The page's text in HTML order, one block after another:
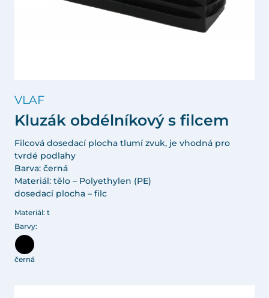
VLAF
Kluzák obdélníkový s filcem
Filcová dosedací plocha tlumí zvuk, je vhodná pro
tvrdé podlahy
Barva: černá
Materiál: tělo – Polyethylen (PE)
dosedací plocha – filc
Materiál: t
Barvy:
černá